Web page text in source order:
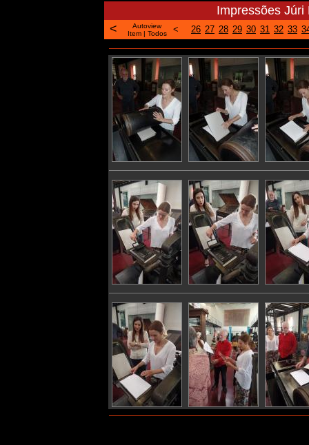
Impressões Júri
<
Autoview
Item| Todos < 26 27 28 29 30 31 32 33